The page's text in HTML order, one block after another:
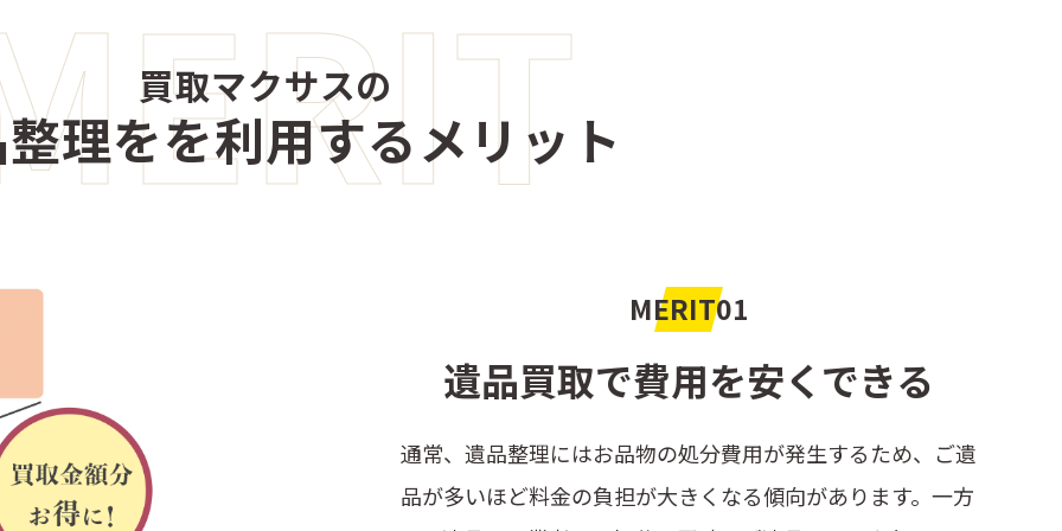
買取マクサスの
理をを利用するメリット
MERIT01
遺品買取で費用を安くできる
通常、遺品整理にはお品物の処分費用が発生するため、ご遺
品が多いほど料金の負担が大きくなる傾向があります。一方